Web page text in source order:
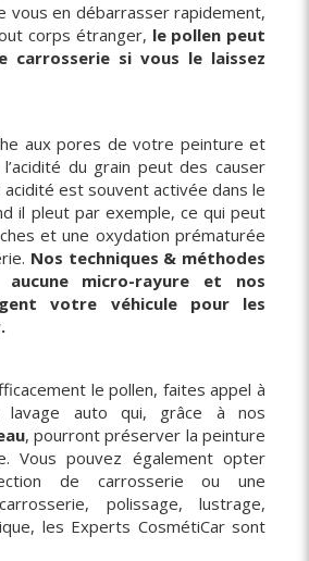
vous en débarrasser rapidement,
corps étranger, le pollen peut
carrosserie si vous le laissez
aux pores de votre peinture et
du grain peut des causer
est souvent activée dans le
il pleut par exemple, ce qui peut
et une oxydation prématurée
Nos techniques & méthodes
micro-rayure et nos
votre véhicule pour les
le pollen, faites appel à
auto qui, grâce à nos
, pourront préserver la peinture
Vous pouvez également opter
de carrosserie ou une
polissage, lustrage,
les Experts CosmétiCar sont